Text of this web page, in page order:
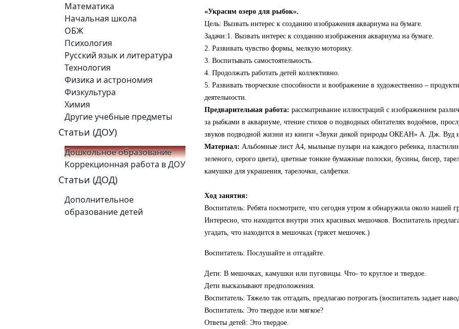
Математика
Начальная школа
ОБЖ
Психология
Русский язык и литература
Технология
Физика и астрономия
Физкультура
Химия
Другие учебные предметы
Статьи (ДОУ)
Дошкольное образование
Коррекционная работа в ДОУ
Статьи (ДОД)
Дополнительное
образование детей
«Украсим озеро для рыбок».
Цель: Вызвать интерес к созданию изображения аквариума на бумаге.
Задачи:1. Вызвать интерес к созданию изображения аквариума на бумаге.
2. Развивать чувство формы, мелкую моторику.
3. Воспитывать самостоятельность.
4. Продолжать работать детей коллективно.
5. Развивать творческие способности и воображение в художественно –
деятельности.
Предварительная работа: рассматривание иллюстраций с изображением
за рыбками в аквариуме, чтение стихов о подводных обитателях водоёмов,
звуков подводной жизни из книги «Звуки дикой природы ОКЕАН» А. Дж. Вуд
Материал: Альбомные лист А4, мыльные пузыри на каждого ребенка,
зеленого, серого цвета), цветные тонкие бумажные полоски, бусины, бисер,
камушки для украшения, тарелочки, салфетки.
Ход занятия:
Воспитатель: Ребята посмотрите, что сегодня утром я обнаружила около нашей
Интересно, что находится внутри этих красивых мешочков. Воспитатель
угадать, что находится в мешочках (трясет мешочек.)
Воспитатель: Послушайте и отгадайте.
Дети: В мешочках, камушки или пуговицы. Что- то круглое и твердое.
Дети высказывают предположения.
Воспитатель: Тяжело так отгадать, предлагаю потрогать (воспитатель задает
Воспитатель: Это твердое или мягкое?
Ответы детей: Это твердое.